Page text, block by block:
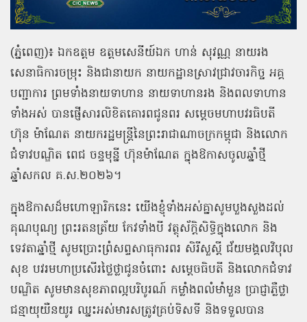
(ភ្នំពេញ)៖ ឯកឧត្ដម ឧត្តមសេនីយ៍ឯក ហាន់ សុវណ្ណ នាយរង
សេនាធិការចម្រុះ និងជានាយក នាយកដ្ឋានស្រាវជ្រាវចារកិច្ច អគ្គ
បញ្ជាការ ព្រមទាំងនាយទាហាន នាយទាហានរង និងពលទាហាន
ទាំងអស់ បានផ្ញើសារលិខិតគោរពជូនពរ សម្តេចមហាបវរធិបតី
ហ៊ុន ម៉ាណែត នាយករដ្ឋមន្រ្តីនៃព្រះរាជាណាចក្រកម្ពុជា និងលោក
ជំទាវបណ្ឌិត ពេជ ចន្ទមុន្នី ហ៊ុនម៉ាណែត ក្នុងឱកាសចូលឆ្នាំថ្មី
ឆ្នាំសកល គ.ស.២០២៦។
ក្នុងឱកាសដ៏មហោឡារិកនេះ យើងខ្ញុំទាំងអស់គ្នាសូមបួងសួងដល់
គុណបុណ្យ ព្រះរតនត្រ័យ កែវទាំងបី វត្ថុស័ក្ដិសិទ្ធិក្នុងលោក និង
ទេវតាឆ្នាំថ្មី សូមប្រោះព្រំសព្ទសាធុការពរ សិរីសួស្ដី ជ័យមង្គលវិបុល
សុខ បវរមហាប្រសើរថ្លៃថ្លាជូនចំពោះ សម្ដេចធិបតី និងលោកជំទាវ
បណ្ឌិត សូមមានសុខភាពល្អបរិបូរណ៍ កម្លាំងពលំមាំមួន ប្រាជ្ញាភ្លឺថ្លា
ជន្មាយុយឺនយូរ ឈ្នះអស់មារសត្រូវគ្រប់ទិសទី និងទទួលបាន